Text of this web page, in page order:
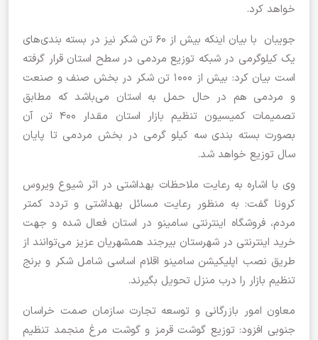
خواهد کرد.
جویبان با بیان اینکه بیش از 60 تن شکر نیز در بسته بندی‌های
یک کیلوگرمی در شبکه توزیع مردمی در سطح استان قرار گرفته
است بیان کرد: بیش از 1000 تن شکر در بخش صنف و صنعت
و مردمی هم در حال حمل به استان می‌باشد که مطابق
تصمیمات کمیسیون تنظیم بازار استان مقدار 400 تن آن
بصورت بسته بندی سه کیلو گرمی در بخش مردمی تا پایان
سال توزیع خواهد شد.
وی با اشاره به رعایت ملاحظات بهداشتی در اثر شیوع ویروس
کرونا گفت: به منظور رعایت مسائل بهداشتی و تردد کمتر
مردم، فروشگاه اینترنتی سامینو در استان فعال شده و جهت
خرید اینترنتی در شهرستان بیرجند همشهریان عزیز می‌توانند از
طریق نصب اپلیکیشن سامینو اقلام اساسی شامل شکر و برنج
تنظیم بازار را درب منزل تحویل بگیرند.
معاون امور بازرگانی و توسعه تجارت سازمان صمت خراسان
جنوبی افزود: توزیع گوشت قرمز و گوشت مرغ منجمد تنظیم